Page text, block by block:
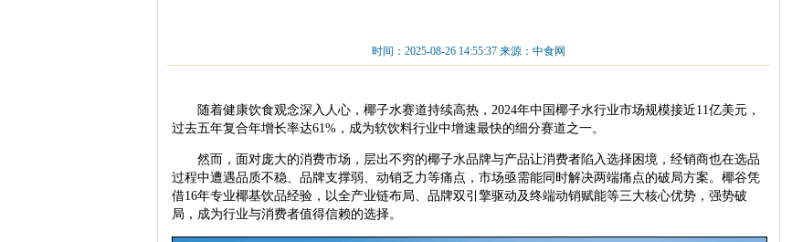
时间：2025-08-26 14:55:37 来源：中食网
随着健康饮食观念深入人心，椰子水赛道持续高热，2024年中国椰子水行业市场规模接近11亿美元，
过去五年复合年增长率达61%，成为软饮料行业中增速最快的细分赛道之一。
然而，面对庞大的消费市场，层出不穷的椰子水品牌与产品让消费者陷入选择困境，经销商也在选品
过程中遭遇品质不稳、品牌支撑弱、动销乏力等痛点，市场亟需能同时解决两端痛点的破局方案。椰谷凭
借16年专业椰基饮品经验，以全产业链布局、品牌双引擎驱动及终端动销赋能等三大核心优势，强势破
局，成为行业与消费者值得信赖的选择。